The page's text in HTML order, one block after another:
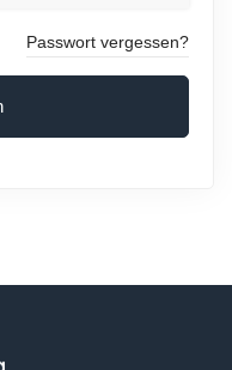
Passwort vergessen?